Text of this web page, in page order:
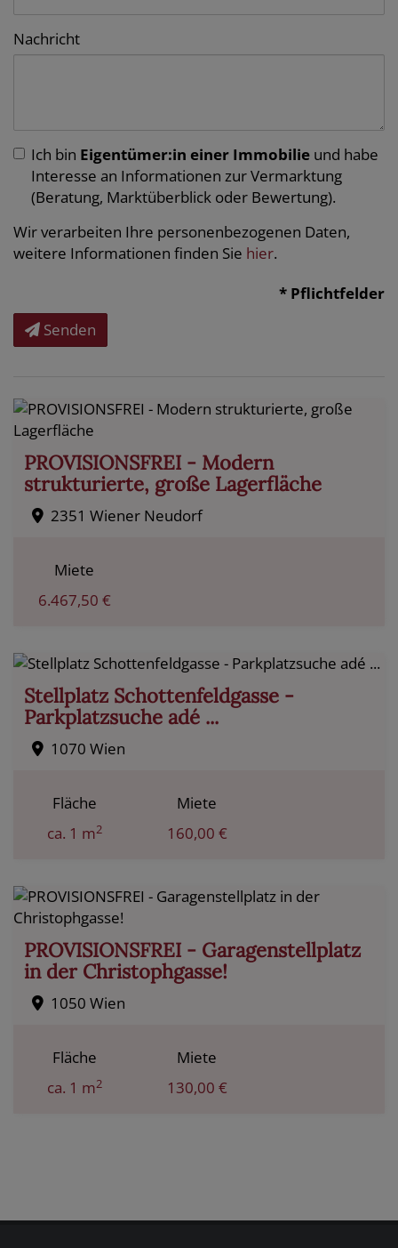
Nachricht
Ich bin Eigentümer:in einer Immobilie und habe
Interesse an Informationen zur Vermarktung
(Beratung, Marktüberblick oder Bewertung).
Wir verarbeiten Ihre personenbezogenen Daten,
weitere Informationen finden Sie hier.
Senden
* Pflichtfelder
PROVISIONSFREI - Modern
strukturierte, große Lagerfläche
2351 Wiener Neudorf
Miete
6.467,50 €
Stellplatz Schottenfeldgasse -
Parkplatzsuche adé ...
1070 Wien
Fläche
ca. 1 m2
Miete
160,00 €
PROVISIONSFREI - Garagenstellplatz
in der Christophgasse!
1050 Wien
Fläche
ca. 1 m2
Miete
130,00 €